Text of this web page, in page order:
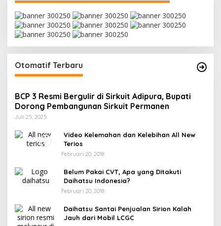
Otomatif Terbaru
BCP 3 Resmi Bergulir di Sirkuit Adipura, Bupati
Dorong Pembangunan Sirkuit Permanen
Juli 25, 2025
Video Kelemahan dan Kelebihan All New
Terios
Februari 20, 2018
Belum Pakai CVT, Apa yang Ditakuti
Daihatsu Indonesia?
Februari 20, 2018
Daihatsu Santai Penjualan Sirion Kalah
Jauh dari Mobil LCGC